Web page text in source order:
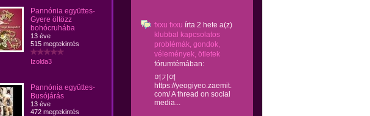
Pannónia együttes-
Gyere öltözz
bohócruhába
13 éve
515 megtekintés
Izolda3
Pannónia együttes-
Busójárás
13 éve
472 megtekintés
fxxu fxxu írta 2 hete a(z)
klubbal kapcsolatos
problémák, gondok,
vélemények, ötletek
fórumtémában:
여기여
https://yeogiyeo.zaemit.
com/ A thread on social
media...